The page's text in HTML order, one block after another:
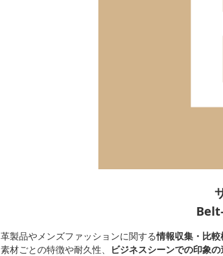
革製品やメンズファッションに関する情報収集・比較
素材ごとの特徴や耐久性、 ビジネスシーンでの印象